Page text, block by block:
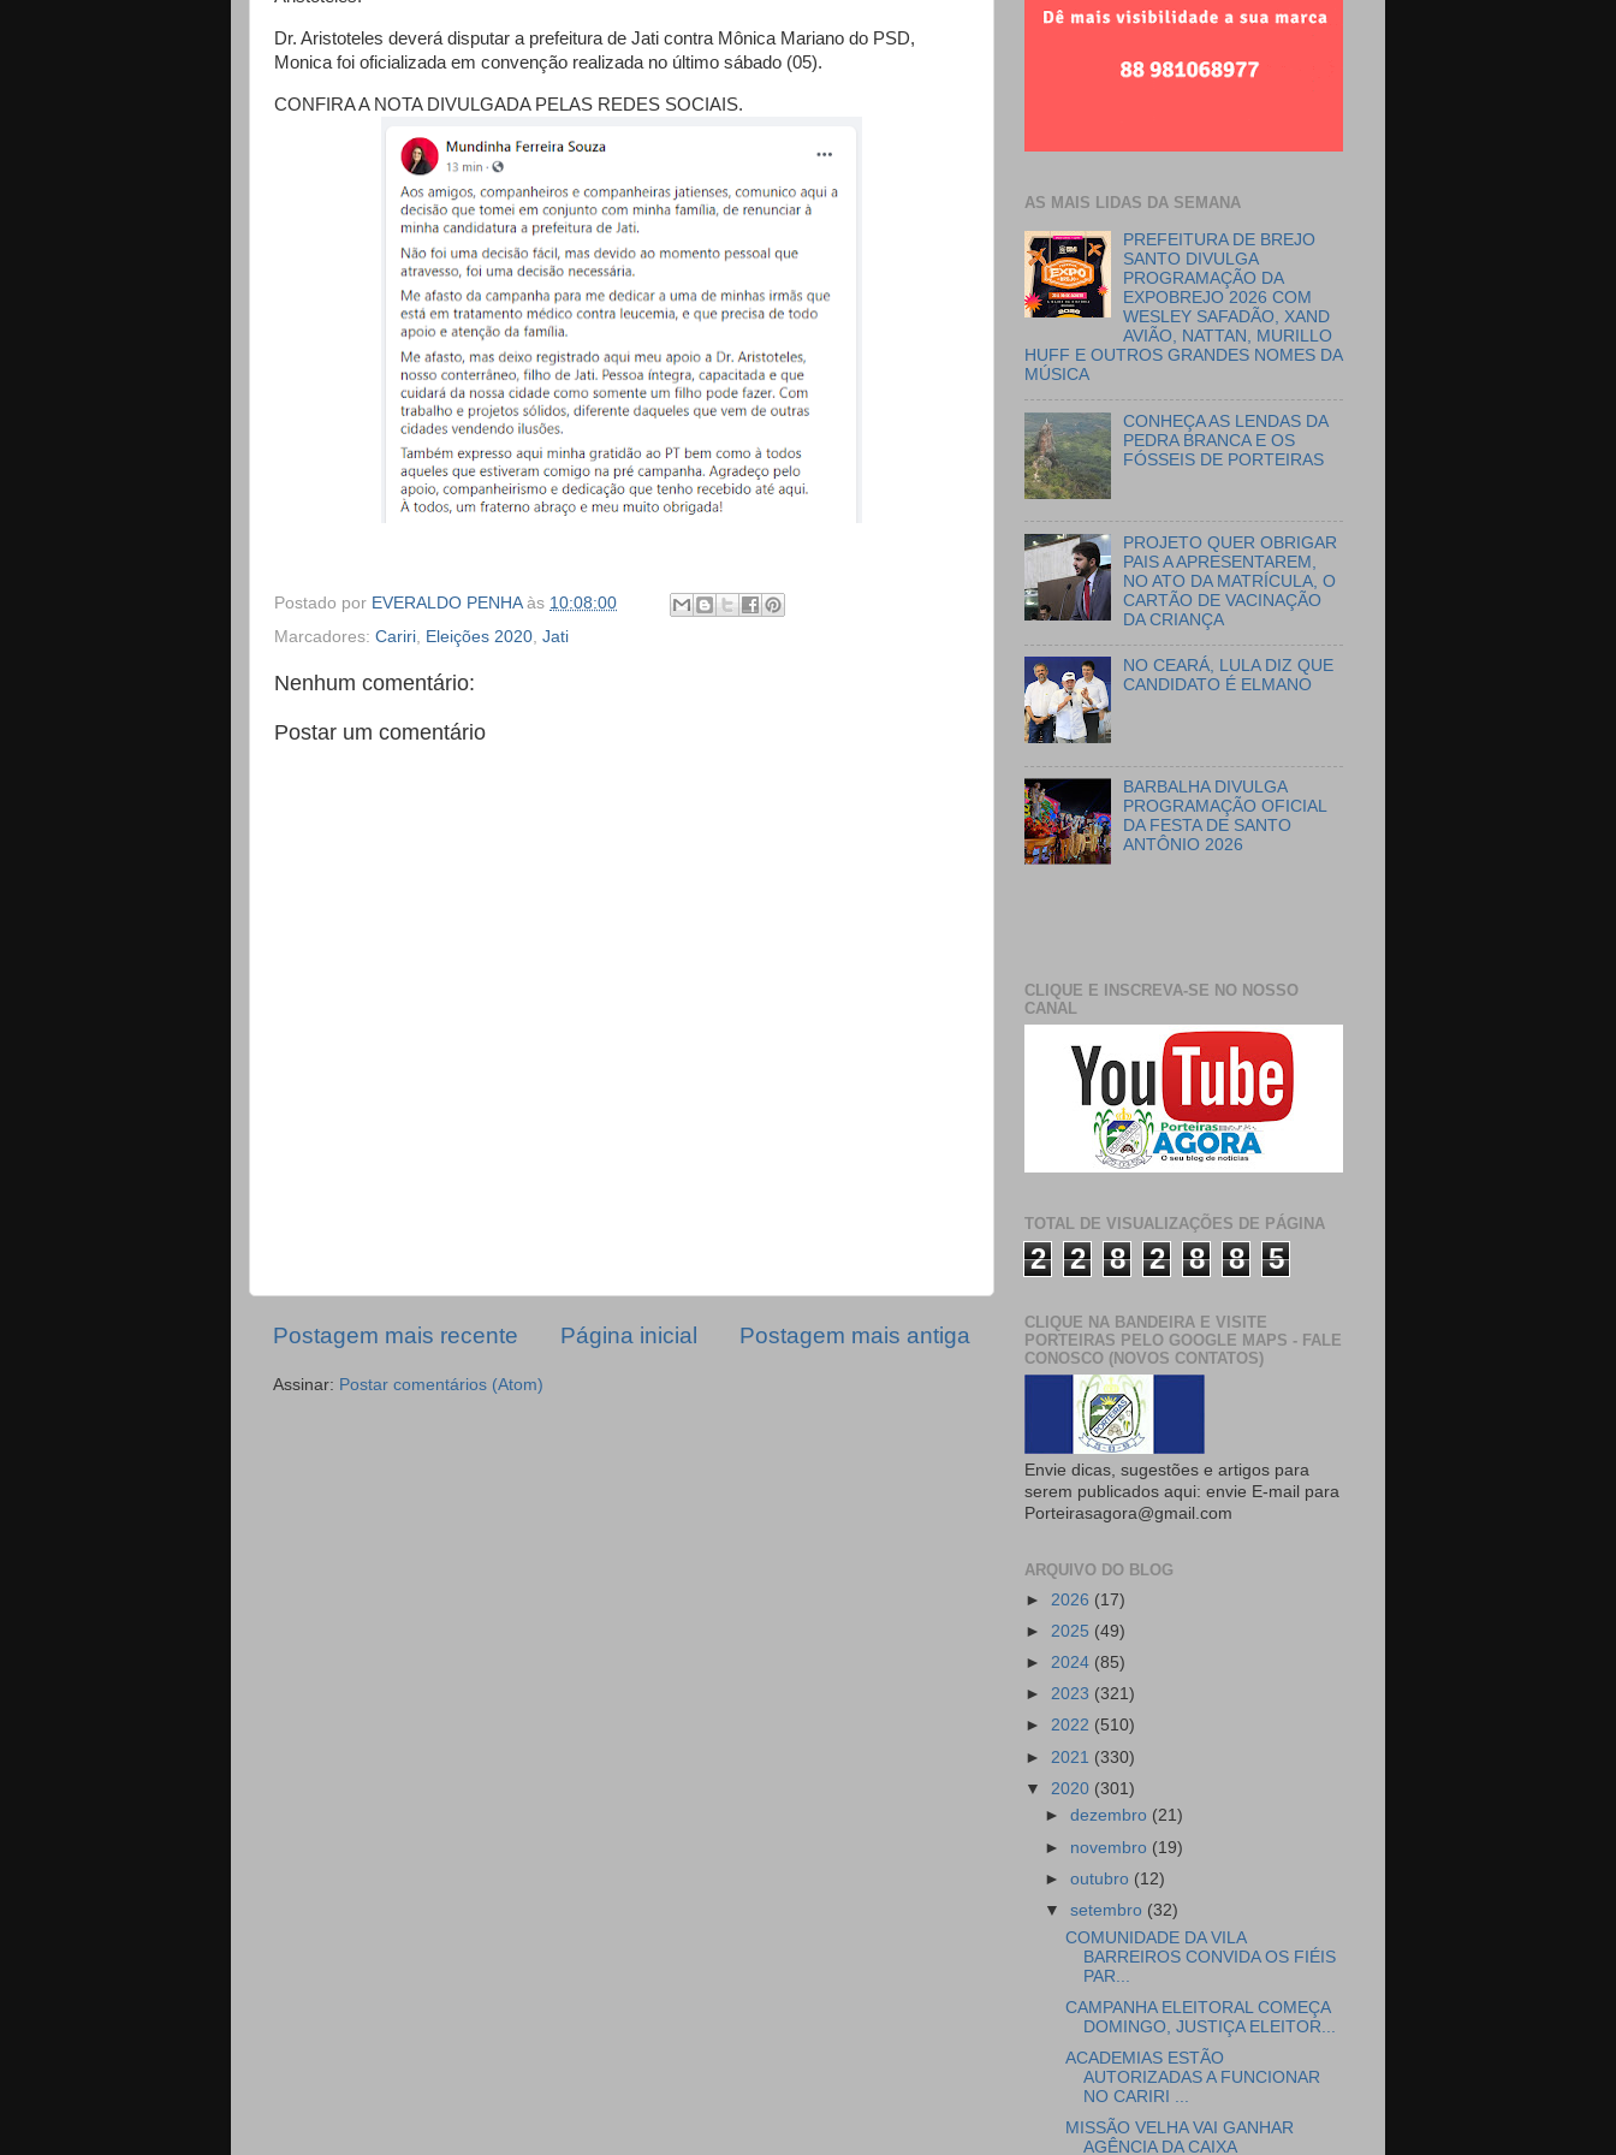
Dr. Aristoteles deverá disputar a prefeitura de Jati contra Mônica Mariano do PSD,
Monica foi oficializada em convenção realizada no último sábado (05).
CONFIRA A NOTA DIVULGADA PELAS REDES SOCIAIS.
Postado por EVERALDO PENHA às 10:08:00
Marcadores: Cariri, Eleições 2020, Jati
Nenhum comentário:
Postar um comentário
Postagem mais recente Postagem mais antiga
Página inicial
Assinar: Postar comentários (Atom)
AS MAIS LIDAS DA SEMANA
PREFEITURA DE BREJO
SANTO DIVULGA
PROGRAMAÇÃO DA
EXPOBREJO 2026 COM
WESLEY SAFADÃO, XAND
AVIÃO, NATTAN, MURILLO
HUFF E OUTROS GRANDES NOMES DA
MÚSICA
CONHEÇA AS LENDAS DA
PEDRA BRANCA E OS
FÓSSEIS DE PORTEIRAS
PROJETO QUER OBRIGAR
PAIS A APRESENTAREM,
NO ATO DA MATRÍCULA, O
CARTÃO DE VACINAÇÃO
DA CRIANÇA
NO CEARÁ, LULA DIZ QUE
CANDIDATO É ELMANO
BARBALHA DIVULGA
PROGRAMAÇÃO OFICIAL
DA FESTA DE SANTO
ANTÔNIO 2026
CLIQUE E INSCREVA-SE NO NOSSO
CANAL
TOTAL DE VISUALIZAÇÕES DE PÁGINA
2 2 8 2 8 8 5
CLIQUE NA BANDEIRA E VISITE
PORTEIRAS PELO GOOGLE MAPS - FALE
CONOSCO (NOVOS CONTATOS)
Envie dicas, sugestões e artigos para
serem publicados aqui: envie E-mail para
Porteirasagora@gmail.com
ARQUIVO DO BLOG
► 2026 (17)
► 2025 (49)
► 2024 (85)
► 2023 (321)
► 2022 (510)
► 2021 (330)
▼ 2020 (301)
►dezembro (21)
► novembro (19)
►outubro (12)
▼setembro (32)
COMUNIDADE DA VILA
BARREIROS CONVIDA OS FIÉIS
PAR...
CAMPANHA ELEITORAL COMEÇA
DOMINGO, JUSTIÇA ELEITOR...
ACADEMIAS ESTÃO
AUTORIZADAS A FUNCIONAR
NO CARIRI ...
MISSÃO VELHA VAI GANHAR
AGÊNCIA DA CAIXA